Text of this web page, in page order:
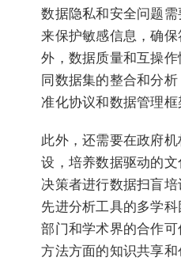
数据隐私和安全问题
来保护敏感信息，确
外，数据质量和互操
同数据集的整合和分
准化协议和数据管理框
此外，还需要在政府
设，培养数据驱动的
决策者进行数据扫盲
先进分析工具的多学
部门和学术界的合作
方法方面的知识共享和